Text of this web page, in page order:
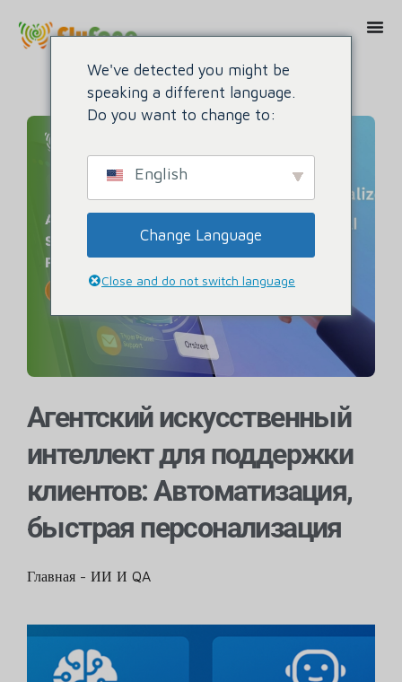
Агентский искусственный
интеллект для поддержки
клиентов: Автоматизация,
быстрая персонализация
Главная - ИИ И QA
We've detected you might be
speaking a different language.
Do you want to change to:
English
Change Language
Close and do not switch language